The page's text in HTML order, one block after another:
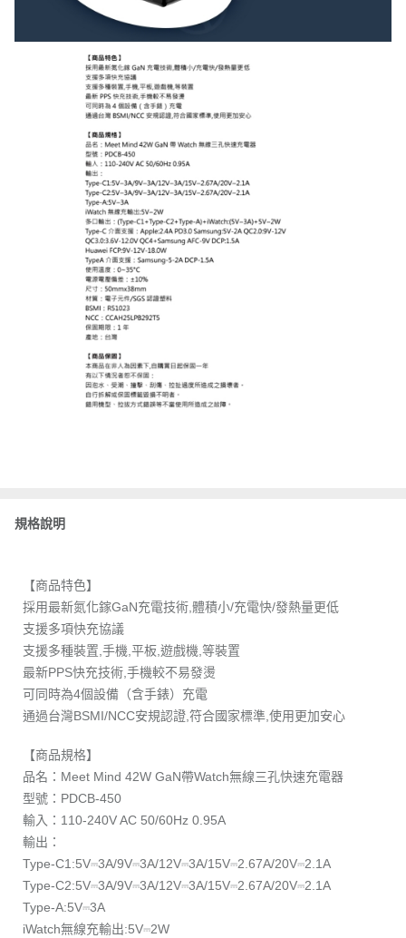
規格說明
【商品特色】
採用最新氮化鎵GaN充電技術,體積小/充電快/發熱量更低
支援多項快充協議
支援多種裝置,手機,平板,遊戲機,等裝置
最新PPS快充技術,手機較不易發燙
可同時為4個設備（含手錶）充電
通過台灣BSMI/NCC安規認證,符合國家標準,使用更加安心
【商品規格】
品名：Meet Mind 42W GaN帶Watch無線三孔快速充電器
型號：PDCB-450
輸入：110-240V AC 50/60Hz 0.95A
輸出：
Type-C1:5V⎓3A/9V⎓3A/12V⎓3A/15V⎓2.67A/20V⎓2.1A
Type-C2:5V⎓3A/9V⎓3A/12V⎓3A/15V⎓2.67A/20V⎓2.1A
Type-A:5V⎓3A
iWatch無線充輸出:5V⎓2W